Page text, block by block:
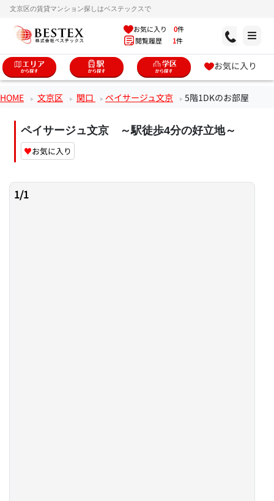
文京区の賃貸マンション探しはベステックスで
お気に入り 0件
閲覧履歴 1件
お気に入り
HOME 文京区 関口 ペイサージュ文京 5階1DKのお部屋
ペイサージュ文京 ～駅徒歩4分の好立地～
♥お気に入り
1/1